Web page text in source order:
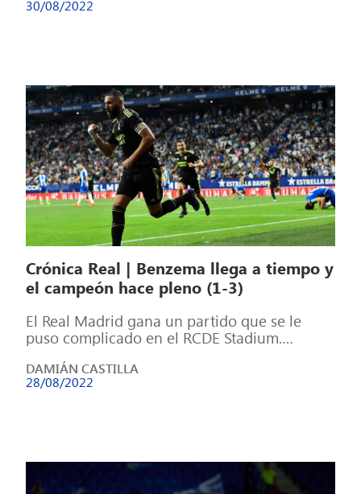
30/08/2022
Crónica Real | Benzema llega a tiempo y
el campeón hace pleno (1-3)
El Real Madrid gana un partido que se le
puso complicado en el RCDE Stadium.
DAMIÁN CASTILLA
28/08/2022